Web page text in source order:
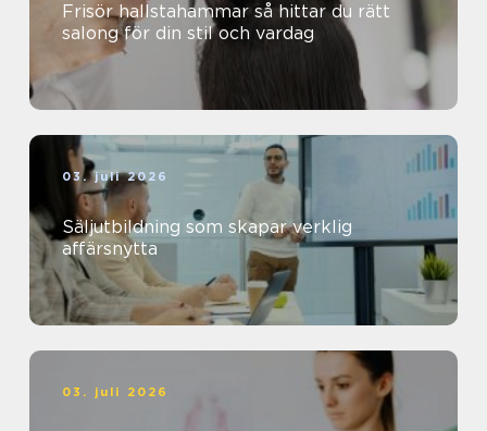
Frisör hallstahammar så hittar du rätt
salong för din stil och vardag
03. juli 2026
Säljutbildning som skapar verklig
affärsnytta
03. juli 2026